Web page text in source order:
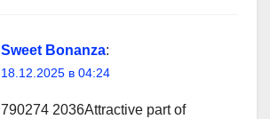
Sweet Bonanza:
18.12.2025 в 04:24
790274 2036Attractive part of